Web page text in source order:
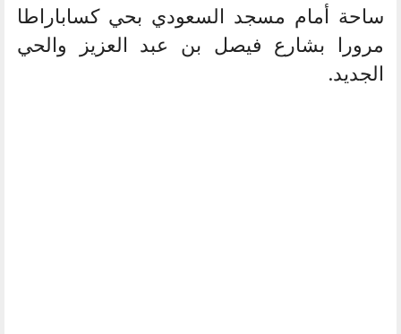
ساحة أمام مسجد السعودي بحي كساباراطا
مرورا بشارع فيصل بن عبد العزيز والحي
الجديد.